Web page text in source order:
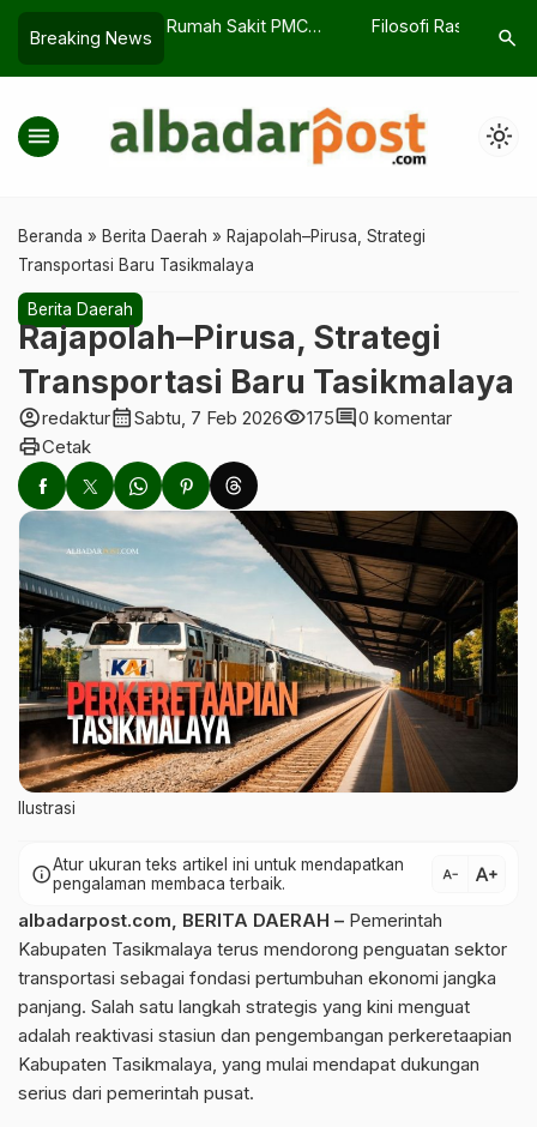
Breaking News
Evakuasi
Filosofi Rasa: Cerita di Balik Setiap
Berapa
search
menu light_mode
Beranda » Berita Daerah » Rajapolah–Pirusa, Strategi
Transportasi Baru Tasikmalaya
Berita Daerah
Rajapolah–Pirusa, Strategi
Transportasi Baru Tasikmalaya
account_circleredakturcalendar_monthSabtu, 7 Feb 2026visibility175comment0 komentar
printCetak
Ilustrasi
infoAtur ukuran teks artikel ini untuk mendapatkan
pengalaman membaca terbaik.
text_decrease text_increase
albadarpost.com, BERITA DAERAH – Pemerintah
Kabupaten Tasikmalaya terus mendorong penguatan sektor
transportasi sebagai fondasi pertumbuhan ekonomi jangka
panjang. Salah satu langkah strategis yang kini menguat
adalah reaktivasi stasiun dan pengembangan perkeretaapian
Kabupaten Tasikmalaya, yang mulai mendapat dukungan
serius dari pemerintah pusat.